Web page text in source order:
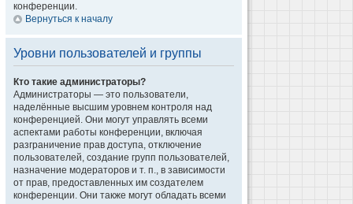
конференции.
Вернуться к началу
Уровни пользователей и группы
Кто такие администраторы?
Администраторы — это пользователи,
наделённые высшим уровнем контроля над
конференцией. Они могут управлять всеми
аспектами работы конференции, включая
разграничение прав доступа, отключение
пользователей, создание групп пользователей,
назначение модераторов и т. п., в зависимости
от прав, предоставленных им создателем
конференции. Они также могут обладать всеми